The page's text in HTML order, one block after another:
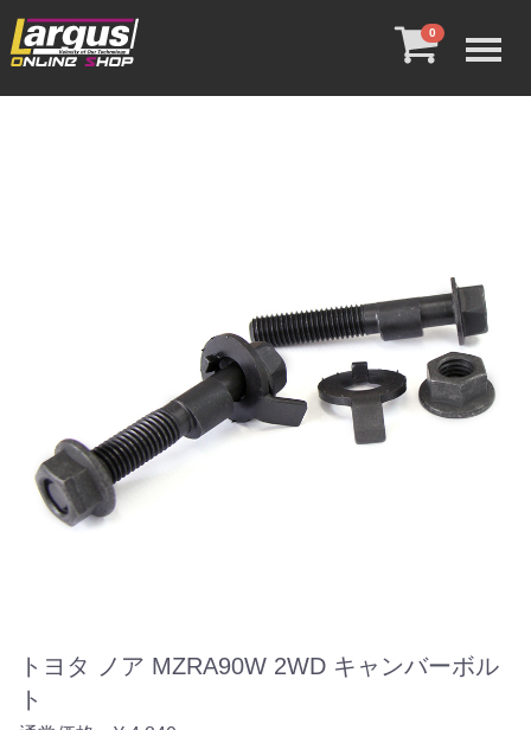
0
トヨタ ノア MZRA90W 2WD キャンバーボル
ト